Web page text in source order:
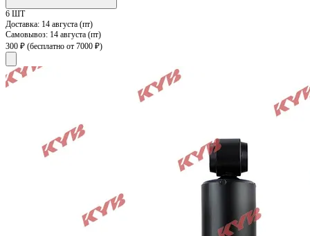
6 ШТ
Доставка: 14 августа (пт)
Самовывоз: 14 августа (пт)
300 ₽ (бесплатно от 7000 ₽)